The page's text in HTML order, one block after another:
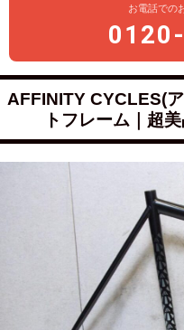
お電話での
AFFINITY CYCLES(
トフレーム｜超